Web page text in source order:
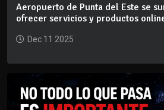
Aeropuerto de Punta del Este se
ofrecer servicios y productos
Dec 11 2025